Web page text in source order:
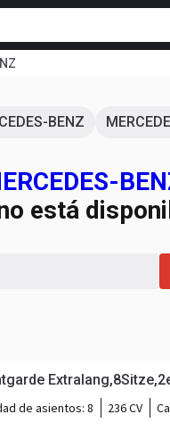
BENZ
está
de asientos: 8 236 CV